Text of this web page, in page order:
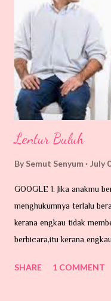
haiwan peliharaan kita
dalam hutan contohnya
makanan di urat-urat
katanya dicelah-celah
kelopak ...
Lentur Buluh
By Semut Senyum July
GOOGLE 1. Jika anakmu
menghukumnya terlalu
kerana engkau tidak
berbicara,itu kerana
5. Jika anakmu
SHARE 1 COMMENT